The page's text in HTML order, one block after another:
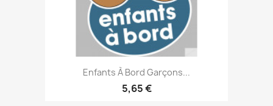
Enfants À Bord Garçons...
5,65 €